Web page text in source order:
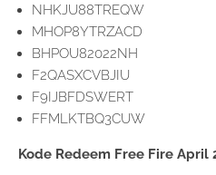
NHKJU88TREQW
MHOP8YTRZACD
BHPOU82022NH
F2QASXCVBJIU
F9IJBFDSWERT
FFMLKTBQ3CUW
Kode Redeem Free Fire April